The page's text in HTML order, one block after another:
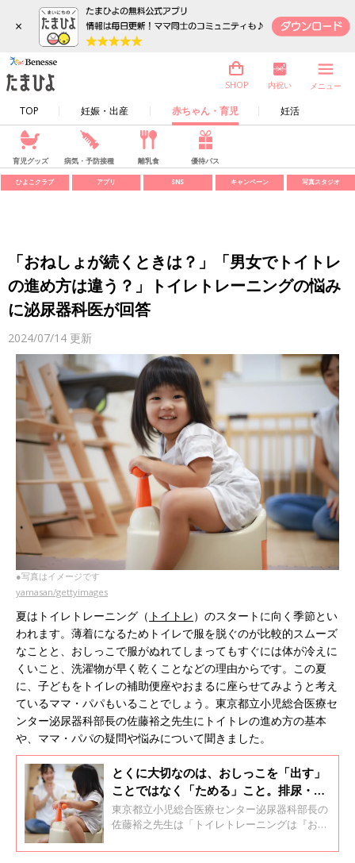
×
TOP 妊娠・出産 赤ちゃん・育児 妊活
SHOP 内祝い メニュー
育児グッズ 病気・予防接種 離乳食 優待パス
ひよこクラブ アプリ SNS キャンペーン 写真スタジオ
「おねしょが続くときは？」「男女でトイトレ
の進め方は違う？」トイレトレーニングの悩み
に泌尿器科医が回答
2024/07/14 更新
●写真はイメージです
yamasan/gettyimages
夏はトイレトレーニング（ トイトレ）のスタートに向く季節とい
われます。薄着になるためトイレで服を脱ぐのが比較的スムーズ
なことと、おしっこで服がぬれてしまってもすぐには体が冷えに
くいこと、洗濯物が早く乾くことなどの理由からです。この夏
に、子どもをトイレの補助便座やおまるに座らせてみようと考え
ているママ・パパもいることでしょう。東京都立小児総合医療セ
ンター泌尿器科部長の佐藤裕之先生にトイトレの進め方の基本
や、ママ・パパの疑問や悩みについて聞きました。
とくに大切なのは、おしっこを「出す」
ことではなく「ためる」こと。排尿・蓄
尿の発達から考えるトイレトレーニング
【泌尿器科医】
東京都立小児総合医療センター泌尿器科部長の
佐藤裕之先生は「トイレトレーニングは『おし
るものです。トイトレは『トイレで排尿するこ